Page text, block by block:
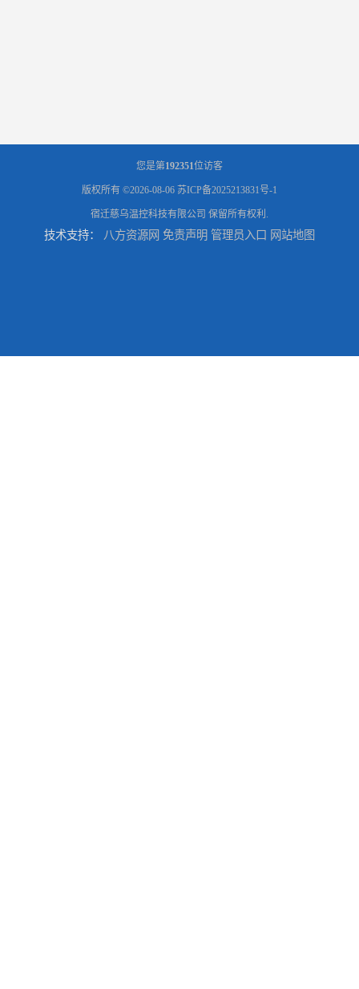
您是第192351位访客
版权所有 ©2026-08-06 苏ICP备2025213831号-1
宿迁慈乌温控科技有限公司 保留所有权利.
技术支持： 八方资源网 免责声明 管理员入口 网站地图